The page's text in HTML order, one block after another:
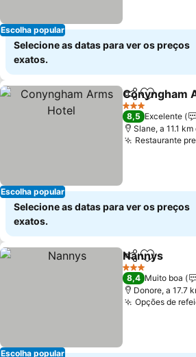
Escolha popular
Selecione as datas para ver os preços
exatos.
Escolha popular
Partilhar
Conyngham
3 Estrelas
8,5 Excelente
Slane, a 11.1
Restaurante
Selecione as datas para ver os preços
exatos.
Escolha popular
Partilhar
Nannys
3 Estrelas
8,4 Muito boa
Donore, a 17.7
Opções de